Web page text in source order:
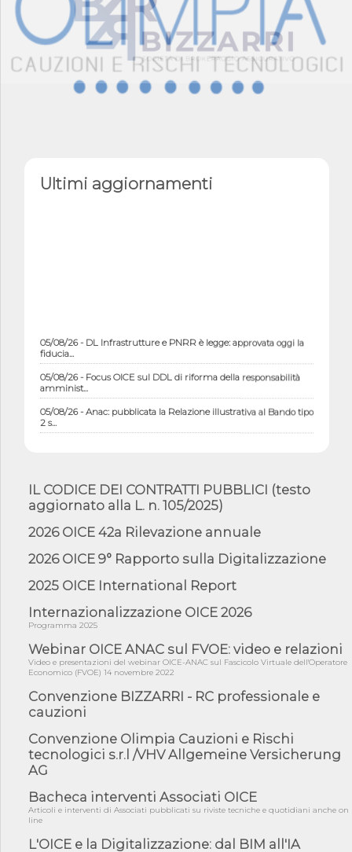
Ultimi aggiornamenti
05/08/26 - DL Infrastrutture e PNRR è legge: approvata oggi la
fiducia...
05/08/26 - Focus OICE sul DDL di riforma della responsabilità
amminist...
05/08/26 - Anac: pubblicata la Relazione illustrativa al Bando tipo
2 s...
di Reg...
05/08/26 - Lettera OICE per il bando della Giunta Regionale della
per ...
04/08/26 - International Sustainable Buildings Competition -
COP31, An...
04/08/26 - CdS, project financing: progetto di fattibilità da
impugnar...
04/08/26 - Rapporto Anac corruzione 2020-2026: procedimenti
penali per ...
acquiescenza r...
04/08/26 - DL Infrastrutture approvato alla Camera, passa ora al
03/08/26 - TAR Piemonte: RUP può avvalersi di consulente
esterno per v...
03/08/26 - Gruppo FS: nel primo semestre 2026 3 mld di
aggiudicazioni e...
03/08/26 - Conferenza Obiettivo Export: Imprese e Territori del
IL CODICE DEI CONTRATTI PUBBLICI (testo
aggiornato alla L. n. 105/2025)
2026 OICE 42a Rilevazione annuale
2026 OICE 9° Rapporto sulla Digitalizzazione
2025 OICE International Report
Internazionalizzazione OICE 2026
Programma 2025
Webinar OICE ANAC sul FVOE: video e relazioni
Video e presentazioni del webinar OICE-ANAC sul Fascicolo Virtuale dell'Operatore
Economico (FVOE) 14 novembre 2022
Convenzione BIZZARRI - RC professionale e
cauzioni
Convenzione Olimpia Cauzioni e Rischi
tecnologici s.r.l /VHV Allgemeine Versicherung
AG
Bacheca interventi Associati OICE
Articoli e interventi di Associati pubblicati su riviste tecniche e quotidiani anche on
line
L'OICE e la Digitalizzazione: dal BIM all'IA